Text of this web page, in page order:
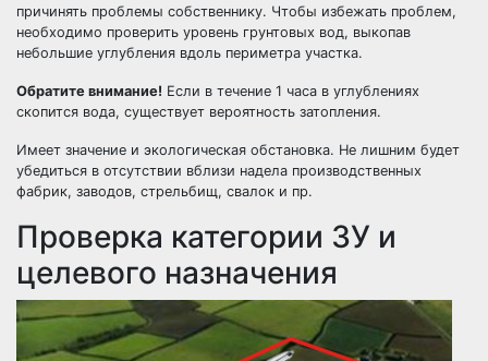
причинять проблемы собственнику. Чтобы избежать проблем,
необходимо проверить уровень грунтовых вод, выкопав
небольшие углубления вдоль периметра участка.
Обратите внимание! Если в течение 1 часа в углублениях
скопится вода, существует вероятность затопления.
Имеет значение и экологическая обстановка. Не лишним будет
убедиться в отсутствии вблизи надела производственных
фабрик, заводов, стрельбищ, свалок и пр.
Проверка категории ЗУ и
целевого назначения